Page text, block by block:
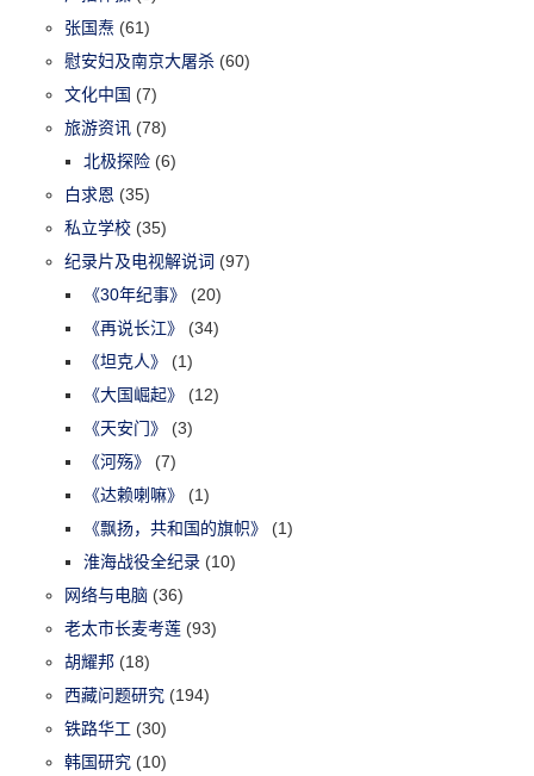
张国焘 (61)
慰安妇及南京大屠杀 (60)
文化中国 (7)
旅游资讯 (78)
北极探险 (6)
白求恩 (35)
私立学校 (35)
纪录片及电视解说词 (97)
《30年纪事》
(20)
《再说长江》
(34)
《坦克人》
(1)
《大国崛起》
(12)
《天安门》
(3)
《河殇》
(7)
《达赖喇嘛》
(1)
《飘扬，共和国的旗帜》
(1)
淮海战役全纪录 (10)
网络与电脑 (36)
老太市长麦考莲 (93)
胡耀邦 (18)
西藏问题研究 (194)
铁路华工 (30)
韩国研究 (10)